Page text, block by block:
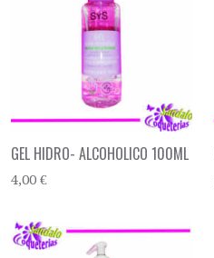
GEL HIDRO- ALCOHOLICO 100ML
4,00 €